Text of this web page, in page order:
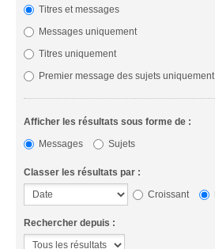
Titres et messages
Messages uniquement
Titres uniquement
Premier message des sujets uniquement
Afficher les résultats sous forme de :
Messages
Sujets
Classer les résultats par :
Croissant
Rechercher depuis :